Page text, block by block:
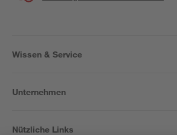
Wissen & Service
Unternehmen
Nützliche Links